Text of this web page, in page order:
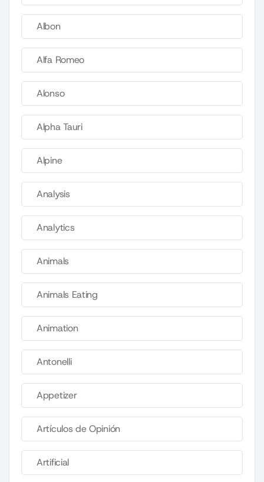
Albon
Alfa Romeo
Alonso
Alpha Tauri
Alpine
Analysis
Analytics
Animals
Animals Eating
Animation
Antonelli
Appetizer
Artículos de Opinión
Artificial